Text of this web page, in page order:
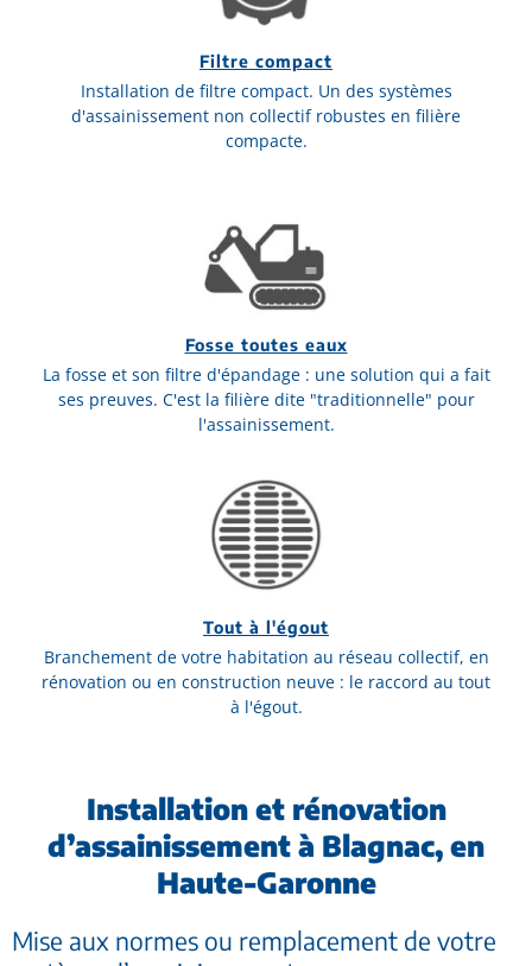
Filtre compact
Installation de filtre compact. Un des systèmes
d'assainissement non collectif robustes en filière
compacte.
Fosse toutes eaux
La fosse et son filtre d'épandage : une solution qui a fait
ses preuves. C'est la filière dite "traditionnelle" pour
l'assainissement.
Tout à l'égout
Branchement de votre habitation au réseau collectif, en
rénovation ou en construction neuve : le raccord au tout
à l'égout.
Installation et rénovation
d’assainissement à Blagnac, en
Haute-Garonne
Mise aux normes ou remplacement de votre